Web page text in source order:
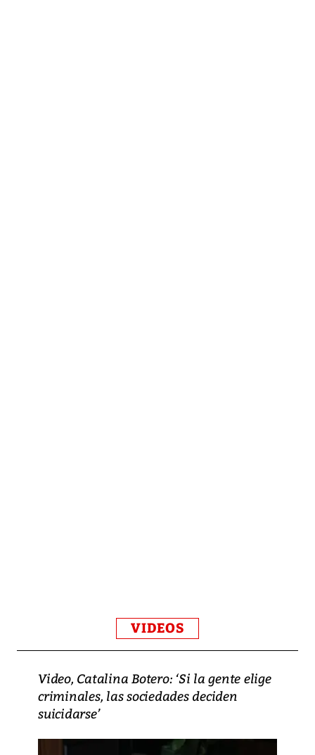
VIDEOS
Video, Catalina Botero: ‘Si la gente elige
criminales, las sociedades deciden
suicidarse’